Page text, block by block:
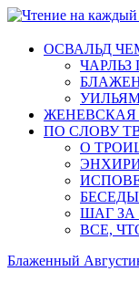
ОСВАЛЬД
ЧАРЛЬЗ
УИЛЬЯМ
ЖЕНЕВСКАЯ
ПО СЛОВУ
О
ШАГ
ВСЕ,
Блаженный